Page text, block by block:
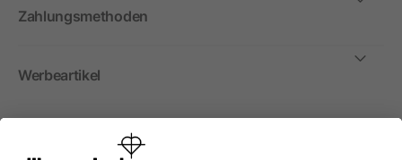
Zahlungsmethoden
Werbeartikel
International